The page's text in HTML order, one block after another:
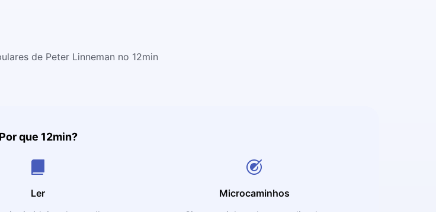
de Peter Linneman no 12min
Por que 12min?
Ler
Microcaminhos